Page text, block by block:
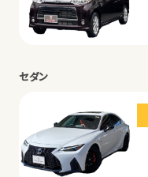
セダン